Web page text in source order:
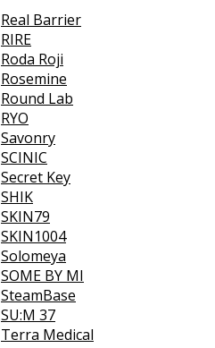
Real Barrier
RIRE
Roda Roji
Rosemine
Round Lab
RYO
Savonry
SCINIC
Secret Key
SHIK
SKIN79
SKIN1004
Solomeya
SOME BY MI
SteamBase
SU:M 37
Terra Medical